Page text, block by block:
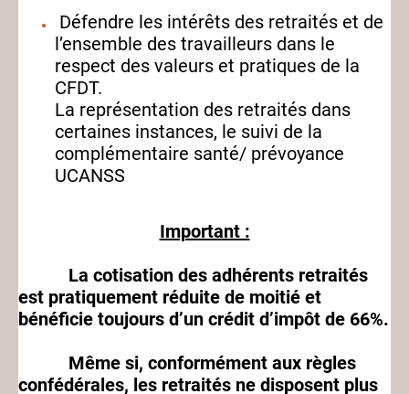
Défendre les intérêts des retraités et de
l’ensemble des travailleurs dans le
respect des valeurs et pratiques de la
CFDT.
La représentation des retraités dans
certaines instances, le suivi de la
complémentaire santé/ prévoyance
UCANSS
Important :
La cotisation des adhérents retraités
est pratiquement réduite de moitié et
bénéficie toujours d’un crédit d’impôt de 66%.
Même si, conformément aux règles
confédérales, les retraités ne disposent plus